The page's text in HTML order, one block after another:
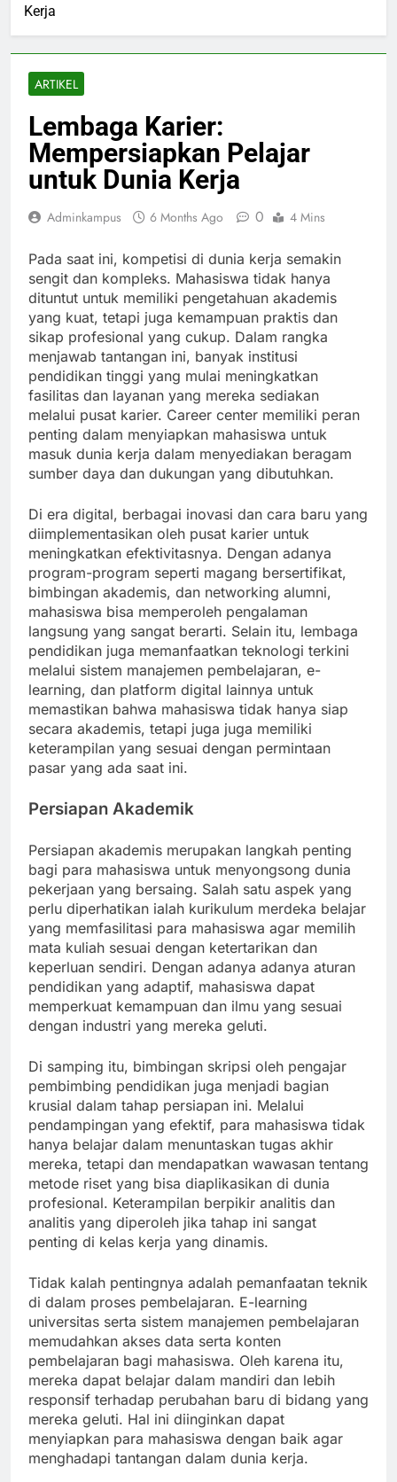
Kerja
ARTIKEL
Lembaga Karier:
Mempersiapkan Pelajar
untuk Dunia Kerja
Adminkampus 6 Months Ago 0 4 Mins
Pada saat ini, kompetisi di dunia kerja semakin
sengit dan kompleks. Mahasiswa tidak hanya
dituntut untuk memiliki pengetahuan akademis
yang kuat, tetapi juga kemampuan praktis dan
sikap profesional yang cukup. Dalam rangka
menjawab tantangan ini, banyak institusi
pendidikan tinggi yang mulai meningkatkan
fasilitas dan layanan yang mereka sediakan
melalui pusat karier. Career center memiliki peran
penting dalam menyiapkan mahasiswa untuk
masuk dunia kerja dalam menyediakan beragam
sumber daya dan dukungan yang dibutuhkan.
Di era digital, berbagai inovasi dan cara baru yang
diimplementasikan oleh pusat karier untuk
meningkatkan efektivitasnya. Dengan adanya
program-program seperti magang bersertifikat,
bimbingan akademis, dan networking alumni,
mahasiswa bisa memperoleh pengalaman
langsung yang sangat berarti. Selain itu, lembaga
pendidikan juga memanfaatkan teknologi terkini
melalui sistem manajemen pembelajaran, e-
learning, dan platform digital lainnya untuk
memastikan bahwa mahasiswa tidak hanya siap
secara akademis, tetapi juga juga memiliki
keterampilan yang sesuai dengan permintaan
pasar yang ada saat ini.
Persiapan Akademik
Persiapan akademis merupakan langkah penting
bagi para mahasiswa untuk menyongsong dunia
pekerjaan yang bersaing. Salah satu aspek yang
perlu diperhatikan ialah kurikulum merdeka belajar
yang memfasilitasi para mahasiswa agar memilih
mata kuliah sesuai dengan ketertarikan dan
keperluan sendiri. Dengan adanya adanya aturan
pendidikan yang adaptif, mahasiswa dapat
memperkuat kemampuan dan ilmu yang sesuai
dengan industri yang mereka geluti.
Di samping itu, bimbingan skripsi oleh pengajar
pembimbing pendidikan juga menjadi bagian
krusial dalam tahap persiapan ini. Melalui
pendampingan yang efektif, para mahasiswa tidak
hanya belajar dalam menuntaskan tugas akhir
mereka, tetapi dan mendapatkan wawasan tentang
metode riset yang bisa diaplikasikan di dunia
profesional. Keterampilan berpikir analitis dan
analitis yang diperoleh jika tahap ini sangat
penting di kelas kerja yang dinamis.
Tidak kalah pentingnya adalah pemanfaatan teknik
di dalam proses pembelajaran. E-learning
universitas serta sistem manajemen pembelajaran
memudahkan akses data serta konten
pembelajaran bagi mahasiswa. Oleh karena itu,
mereka dapat belajar dalam mandiri dan lebih
responsif terhadap perubahan baru di bidang yang
mereka geluti. Hal ini diinginkan dapat
menyiapkan para mahasiswa dengan baik agar
menghadapi tantangan dalam dunia kerja.